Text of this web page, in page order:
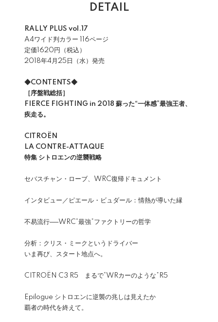
DETAIL
RALLY PLUS vol.17
A4ワイド判カラー 116ページ
定価1620円（税込）
2018年4月25日（水）発売
◆CONTENTS◆
［序盤戦総括］
FIERCE FIGHTING in 2018 蘇った“一体感”最強王者、
疾走る。
CITROËN
LA CONTRE-ATTAQUE
特集 シトロエンの逆襲戦略
セバスチャン・ローブ、WRC復帰ドキュメント
インタビュー／ピエール・ビュダール：情熱が導いた縁
不易流行──WRC“最強”ファクトリーの哲学
分析：クリス・ミークというドライバー
いま再び、スタート地点へ。
CITROËN C3 R5 まるで“WRカーのような”R5
Epilogue シトロエンに逆襲の兆しは見えたか
覇者の時代を終えて。